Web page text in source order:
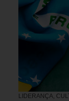
LIDERANÇA,